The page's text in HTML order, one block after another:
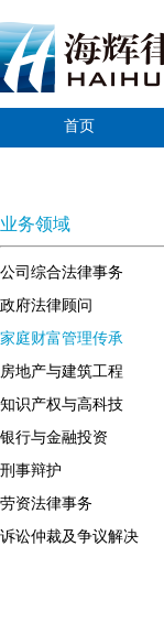
首页
业务领域
公司综合法律事务
政府法律顾问
家庭财富管理传承
房地产与建筑工程
知识产权与高科技
银行与金融投资
刑事辩护
劳资法律事务
诉讼仲裁及争议解决